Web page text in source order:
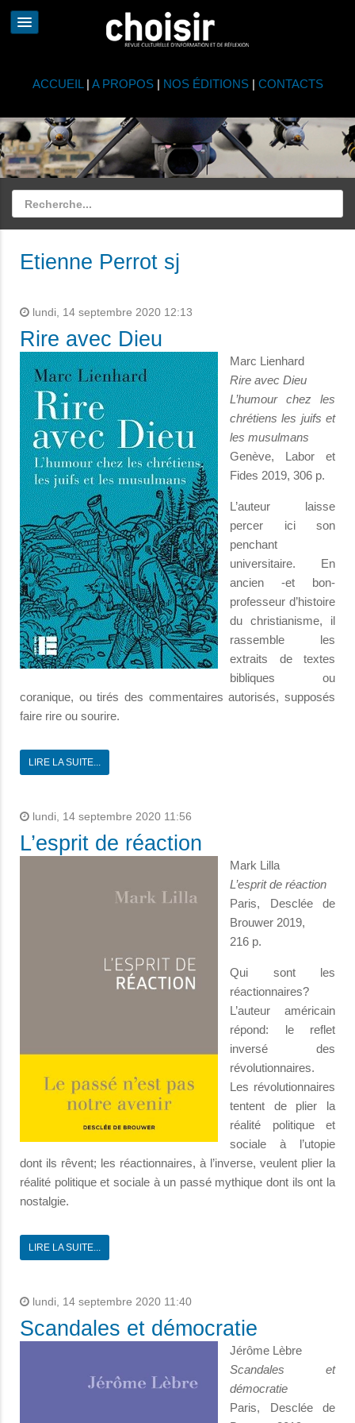
ACCUEIL | A PROPOS| NOS ÉDITIONS| CONTACTS
Etienne Perrot sj
lundi, 14 septembre 2020 12:13
Rire avec Dieu
Marc Lienhard
Rire avec Dieu
L’humour chez les
chrétiens les juifs et
les musulmans
Genève, Labor et
Fides 2019, 306 p.
L’auteur laisse
percer ici son
penchant
universitaire. En
ancien -et bon-
professeur d’histoire
du christianisme, il
rassemble les
extraits de textes
bibliques ou
coranique, ou tirés des commentaires autorisés, supposés
faire rire ou sourire.
LIRE LA SUITE...
lundi, 14 septembre 2020 11:56
L’esprit de réaction
Mark Lilla
L’esprit de réaction
Paris, Desclée de
Brouwer 2019,
216 p.
Qui sont les
réactionnaires?
L’auteur américain
répond: le reflet
inversé des
révolutionnaires.
Les révolutionnaires
tentent de plier la
réalité politique et
sociale à l’utopie
dont ils rêvent; les réactionnaires, à l’inverse, veulent plier la
réalité politique et sociale à un passé mythique dont ils ont la
nostalgie.
LIRE LA SUITE...
lundi, 14 septembre 2020 11:40
Scandales et démocratie
Jérôme Lèbre
Scandales et
démocratie
Paris, Desclée de